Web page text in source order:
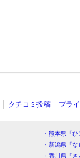
クチコミ投稿 プラ
・熊本県「
・新潟県「
・香川県「